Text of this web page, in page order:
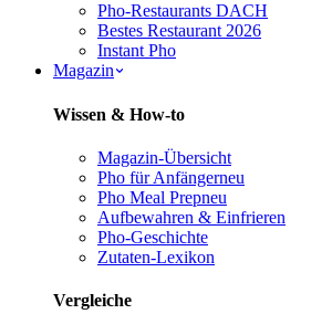
Pho-Restaurants DACH
Bestes Restaurant 2026
Instant Pho
Magazin
Wissen & How-to
Magazin-Übersicht
Pho für Anfängerneu
Pho Meal Prepneu
Aufbewahren & Einfrieren
Pho-Geschichte
Zutaten-Lexikon
Vergleiche